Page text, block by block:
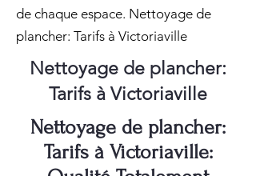
de chaque espace. Nettoyage de
plancher: Tarifs à Victoriaville
Nettoyage de plancher:
Tarifs à Victoriaville
Nettoyage de plancher:
Tarifs à Victoriaville: